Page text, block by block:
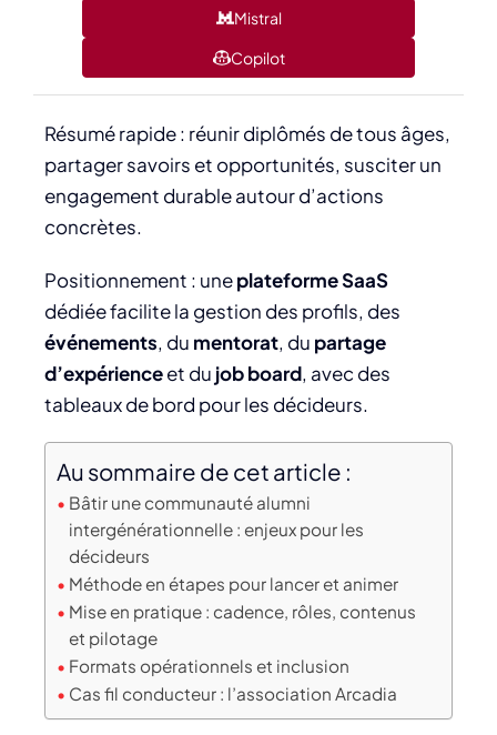
Mistral
Copilot
Résumé rapide : réunir diplômés de tous âges,
partager savoirs et opportunités, susciter un
engagement durable autour d’actions
concrètes.
Positionnement : uneplateforme SaaS
dédiée facilite la gestion des profils, des
événements, du mentorat, du partage
d’expérienceet du job board, avec des
tableaux de bord pour les décideurs.
Au sommaire de cet article :
Bâtir une communauté alumni
intergénérationnelle : enjeux pour les
décideurs
Méthode en étapes pour lancer et animer
Mise en pratique : cadence, rôles, contenus
et pilotage
Formats opérationnels et inclusion
Cas fil conducteur : l’association Arcadia